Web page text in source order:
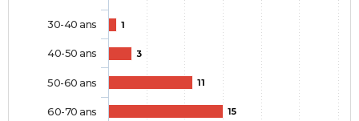
1
3
11
15
30-40 ans
40-50 ans
50-60 ans
60-70 ans